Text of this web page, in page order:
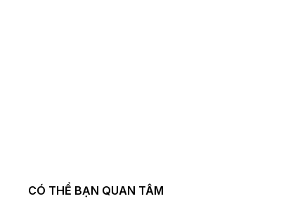
CÓ THỂ BẠN QUAN TÂM